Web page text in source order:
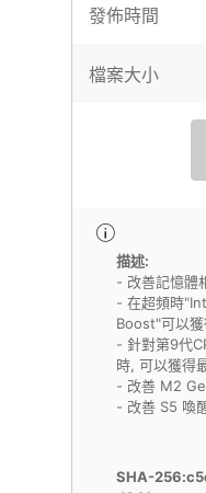
發佈時間
檔案大小
描述:
- 改善記憶體
- 在超頻時
Boost"可以
- 針對第9代
時, 可以獲得
- 改善 M2
- 改善 S5 喚
SHA-